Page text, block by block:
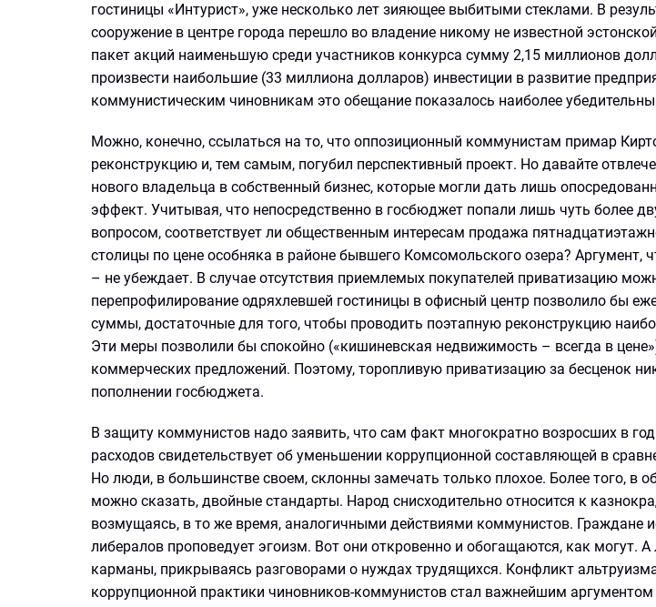
гостиницы «Интурист», уже несколько лет зияющее выбитыми стеклами. В
сооружение в центре города перешло во владение никому не известной
пакет акций наименьшую среди участников конкурса сумму 2,15 миллионов
произвести наибольшие (33 миллиона долларов) инвестиции в развитие
коммунистическим чиновникам это обещание показалось наиболее
Можно, конечно, ссылаться на то, что оппозиционный коммунистам примар
реконструкцию и, тем самым, погубил перспективный проект. Но давайте
нового владельца в собственный бизнес, которые могли дать лишь
эффект. Учитывая, что непосредственно в госбюджет попали лишь чуть более
вопросом, соответствует ли общественным интересам продажа
столицы по цене особняка в районе бывшего Комсомольского озера? Аргумент,
– не убеждает. В случае отсутствия приемлемых покупателей приватизацию
перепрофилирование одряхлевшей гостиницы в офисный центр позволило бы
суммы, достаточные для того, чтобы проводить поэтапную реконструкцию
Эти меры позволили бы спокойно («кишиневская недвижимость – всегда в
коммерческих предложений. Поэтому, торопливую приватизацию за бесценок
пополнении госбюджета.
В защиту коммунистов надо заявить, что сам факт многократно возросших в
расходов свидетельствует об уменьшении коррупционной составляющей в
Но люди, в большинстве своем, склонны замечать только плохое. Более того, в
можно сказать, двойные стандарты. Народ снисходительно относится к
возмущаясь, в то же время, аналогичными действиями коммунистов. Граждане
либералов проповедует эгоизм. Вот они откровенно и обогащаются, как
карманы, прикрываясь разговорами о нуждах трудящихся. Конфликт
коррупционной практики чиновников-коммунистов стал важнейшим